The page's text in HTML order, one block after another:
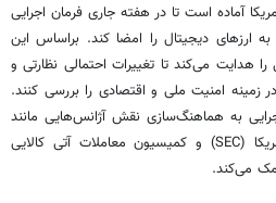
آماده است تا در هفته جاری فرمان اجرایی
به ارزهای دیجیتال را امضا کند. براساس این
هدایت می‌کند تا تغییرات احتمالی نظارتی و
زمینه امنیت ملی و اقتصادی را بررسی کنند.
به هماهنگ‌سازی نقش آژانس‌هایی مانند
کمیسیون بورس و اوراق بهادار آمریکا (SEC) و کمیسیون معاملات آتی کالایی